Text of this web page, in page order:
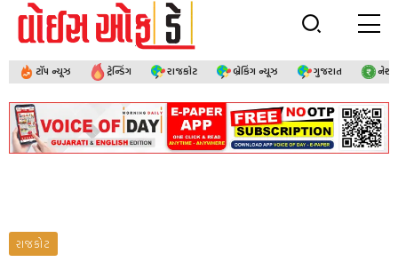
ટૉપ ન્યૂઝ ટ્રેન્ડિંગ રાજકોટ બ્રેકિંગ ન્યૂઝ ગુજરાત
રાજકોટ